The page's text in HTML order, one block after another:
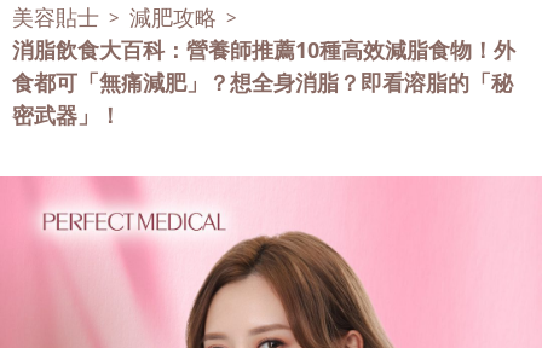
美容貼士 > 減肥攻略 >
消脂飲食大百科：營養師推薦10種高效減脂食物！外
食都可「無痛減肥」？想全身消脂？即看溶脂的「秘
密武器」！